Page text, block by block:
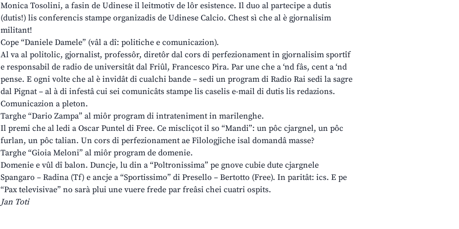
Monica Tosolini, a fasin de Udinese il leitmotiv de lôr esistence. Il duo al partecipe a dutis
(dutis!) lis conferencis stampe organizadis de Udinese Calcio. Chest sì che al è gjornalisim
militant!
Cope “Daniele Damele” (vâl a dî: politiche e comunicazion).
Al va al politolic, gjornalist, professôr, diretôr dal cors di perfezionament in gjornalisim sportîf
e responsabil de radio de universitât dal Friûl, Francesco Pira. Par une che a ‘nd fâs, cent a ‘nd
pense. E ogni volte che al è invidât di cualchi bande – sedi un program di Radio Rai sedi la sagre
dal Pignat – al à di infestâ cui sei comunicâts stampe lis caselis e-mail di dutis lis redazions.
Comunicazion a pleton.
Targhe “Dario Zampa” al miôr program di intrateniment in marilenghe.
Il premi che al ledi a Oscar Puntel di Free. Ce miscliçot il so “Mandi”: un pôc cjargnel, un pôc
furlan, un pôc talian. Un cors di perfezionament ae Filologjiche isal domandâ masse?
Targhe “Gioia Meloni” al miôr program de domenie.
Domenie e vûl dî balon. Duncje, lu din a “Poltronissima” pe gnove cubie dute cjargnele
Spangaro – Radina (Tf) e ancje a “Sportissimo” di Presello – Bertotto (Free). In paritât: ics. E pe
“Pax televisivae” no sarà plui une vuere frede par freâsi chei cuatri ospits.
Jan Toti